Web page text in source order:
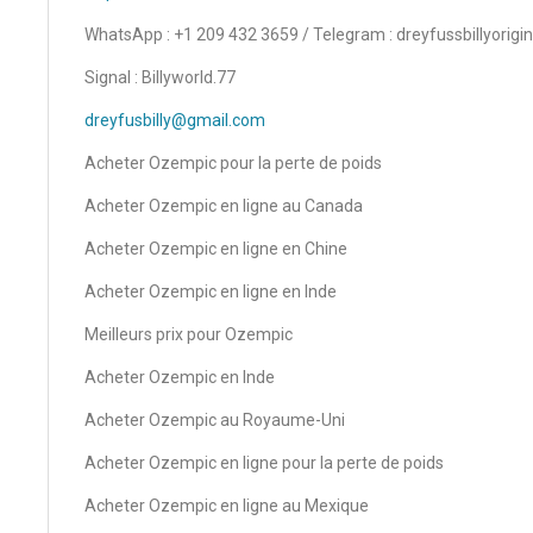
WhatsApp : +1 209 432 3659 / Telegram :
Signal : Billyworld.77
dreyfusbilly@gmail.com
Acheter Ozempic pour la perte de poids
Acheter Ozempic en ligne au Canada
Acheter Ozempic en ligne en Chine
Acheter Ozempic en ligne en Inde
Meilleurs prix pour Ozempic
Acheter Ozempic en Inde
Acheter Ozempic au Royaume-Uni
Acheter Ozempic en ligne pour la perte de poids
Acheter Ozempic en ligne au Mexique